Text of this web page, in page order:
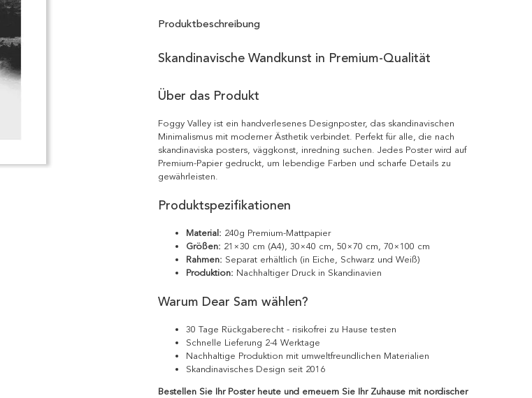
Produktbeschreibung
Skandinavische Wandkunst in Premium-Qualität
Über das Produkt
Foggy Valley ist ein handverlesenes Designposter, das skandinavischen
Minimalismus mit moderner Ästhetik verbindet. Perfekt für alle, die nach
skandinaviska posters, väggkonst, inredning suchen. Jedes Poster wird auf
Premium-Papier gedruckt, um lebendige Farben und scharfe Details zu
gewährleisten.
Produktspezifikationen
Material: 240g Premium-Mattpapier
Größen: 21×30 cm (A4), 30×40 cm, 50×70 cm, 70×100 cm
Rahmen: Separat erhältlich (in Eiche, Schwarz und Weiß)
Produktion: Nachhaltiger Druck in Skandinavien
Warum Dear Sam wählen?
30 Tage Rückgaberecht - risikofrei zu Hause testen
Schnelle Lieferung 2-4 Werktage
Nachhaltige Produktion mit umweltfreundlichen Materialien
Skandinavisches Design seit 2016
Bestellen Sie Ihr Poster heute und erneuern Sie Ihr Zuhause mit nordischer